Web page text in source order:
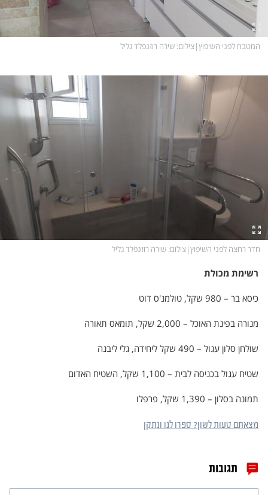
המטבח לפני השיפוץ|צילום: שירה רוזנפלד גליל
חדר רחצה לפני השיפוץ|צילום: שירה רוזנפלד גליל
רשימת מכולת
כיסא בר – 980 שקל, טולמנ'ס דוט
מנורה בפינת האוכל – 2,000 שקל, תומאס תאורה
שולחן סלון עגול – 490 שקל ליחידה, גלי ליבנה
שטיח עגול בכניסה לבית – 1,100 שקל, השטיח האדום
תמונה בסלון – 1,390 שקל, פרפלו
מצאתם טעות לשון? ספרו לנו ונתקן
תגובות